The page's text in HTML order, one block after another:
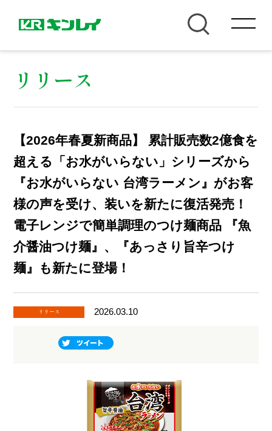
リリース
【2026年春夏新商品】 累計販売数2億食を
超える「お水がいらない」シリーズから
『お水がいらない 台湾ラーメン』がお客
様の声を受け、装いを新たに復活発売！
電子レンジで簡単調理のつけ麺商品 『魚
介醤油つけ麺』、『あっさり旨辛つけ
麺』も新たに登場！
リリース 2026.03.10